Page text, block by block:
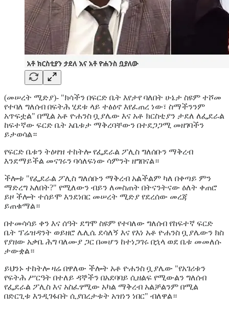
(መሠረት ሚድያ)- "ክሳችን በፍርድ ቤት እየታየ ባለበት ሁኔታ ስዩም ተሾመ
የተባለ ግለሰብ በፍትሕ ሂደቱ ላይ ተፅዕኖ እየፈጠረ ነው፣ ስማችንንም
አጥፍቷል" በሚል አቶ ዮሐንስ ቧያሌው እና አቶ ክርስቲያን ታደለ ለፌደራል
ከፍተኛው ፍርድ ቤት አቤቱታ ማቅረባቸውን በተደጋጋሚ መዘገባችን
ይታወሳል።
የፍርድ ቤቱን ትዕዛዝ ተከትሎ የፌደራል ፖሊስ ግለሰቡን ማቅረብ
እንደማይችል መናገሩን ባሳለፍነው ሳምንት ዘግበናል።
ችሎቱ "የፌደራል ፖሊስ ግለሰቡን ማቅረብ አልችልም ካለ በቀጣይ ምን
ማድረግ አለበት?" የሚለውን ብይን ለመስጠት በትናንትናው ዕለት ቀጠሮ
ይዞ ችሎት ተሰይሞ እንደነበር መሠረት ሚድያ የደረሰው መረጃ
ይጠቁማል።
በተመሳሳይ ቀን እና ሰዓት ደግሞ ስዩም የተባለው ግለሰብ የከፍተኛ ፍርድ
ቤት ፕሬዝዳንት ወይዘሮ ሌሊሴ ደሳለኝ እና የእነ አቶ ዮሐንስ ቧያሌውን ክስ
የያዘው አቃቤ ሕግ ባለሙያ ጋር በመሆን ከተነጋገሩ በኋላ ወደ ቤቱ መመለሱ
ታውቋል።
ይህንኑ ተከትሎ ዛሬ በዋለው ችሎት አቶ ዮሐንስ ቧያሌው "የአገሪቱን
የፍትሕ ሥርዓት በተለይ ዳኞችን በአደባባይ ሲዘልፍ የሚውልን ግለሰብ
የፌደራል ፖሊስ እና አስፈፃሚው አካል ማቅረብ አልቻልንም በሚል
በድርጊቱ እንዲገፋበት ሲያበረታቱት አዝነን ነበር" ብለዋል።